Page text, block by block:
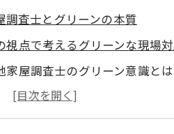
査士とグリーンの本質
視点で考えるグリーンな現場
家屋調査士のグリーン意識とは
重視するグリーンの具体例
家屋調査士とグリーンの関係性